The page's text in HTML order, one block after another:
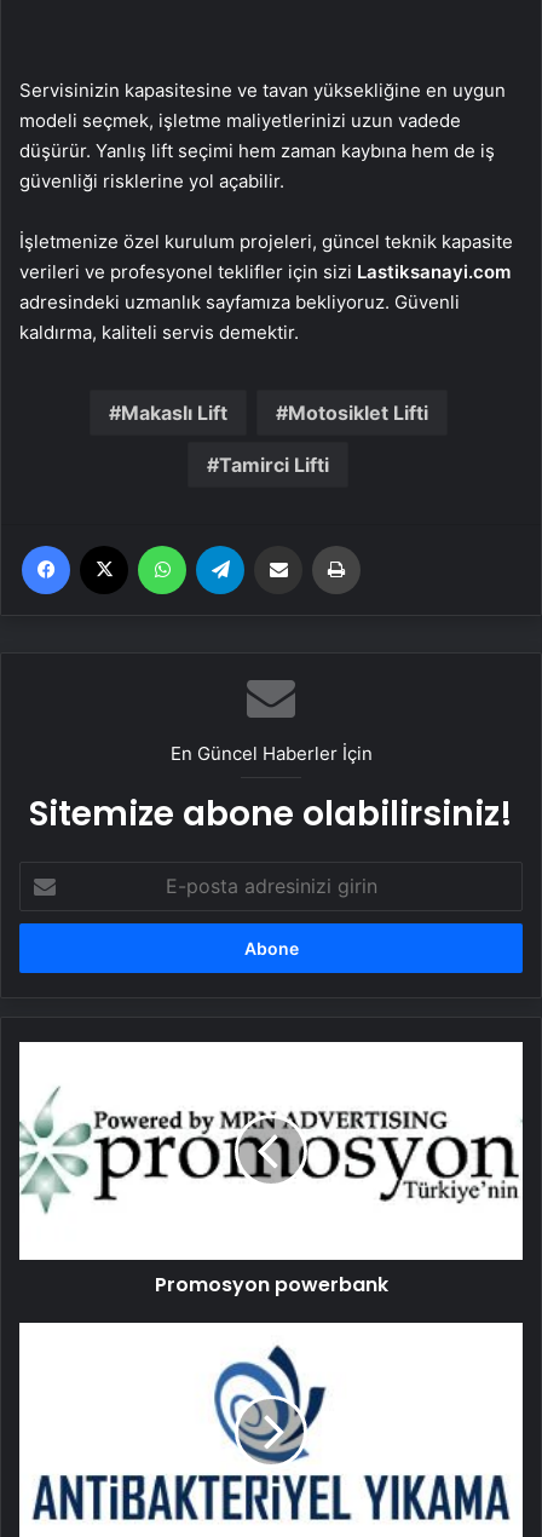
Servisinizin kapasitesine ve tavan yüksekliğine en uygun
modeli seçmek, işletme maliyetlerinizi uzun vadede
düşürür. Yanlış lift seçimi hem zaman kaybına hem de iş
güvenliği risklerine yol açabilir.
İşletmenize özel kurulum projeleri, güncel teknik kapasite
verileri ve profesyonel teklifler için sizi Lastiksanayi.com
adresindeki uzmanlık sayfamıza bekliyoruz. Güvenli
kaldırma, kaliteli servis demektir.
Makaslı Lift Motosiklet Lifti
Tamirci Lifti
Facebook WhatsApp Email'den paylaş
En Güncel Haberler İçin
Sitemize abone olabilirsiniz!
posta
adresinizi
Promosyon powerbank